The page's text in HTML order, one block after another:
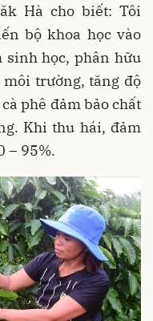
Hà cho biết: Tôi
bộ khoa học vào
sinh học, phân hữu
trường, tăng độ
phê đảm bảo chất
Khi thu hái, đảm
– 95%.